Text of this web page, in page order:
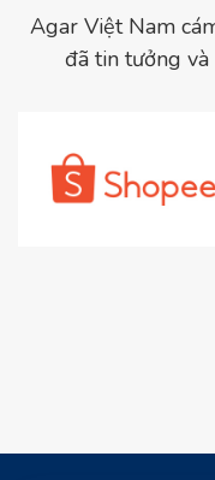
Agar Việt Nam
đã tin tưởng